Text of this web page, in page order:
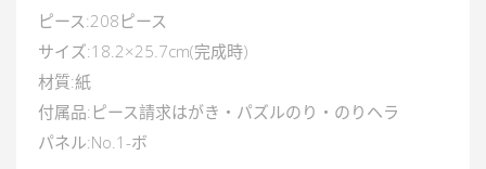
ピース:208ピース
サイズ:18.2×25.7cm(完成時)
材質:紙
付属品:ピース請求はがき・パズルのり・のりヘラ
パネル:No.1-ボ